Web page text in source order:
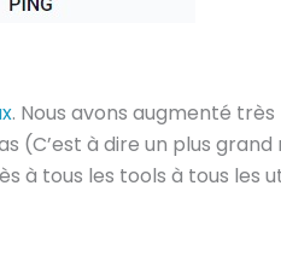
. Nous avons augmenté très
(C’est à dire un plus grand
à tous les tools à tous les